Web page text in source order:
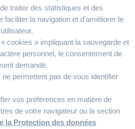
traiter des statistiques et des
faciliter la navigation et d’améliorer le
cookies » impliquant la sauvegarde et
personnel, le consentement de
demandé.
permettent pas de vous identifier
vos préférences en matière de
de votre navigateur ou la section
la Protection des données